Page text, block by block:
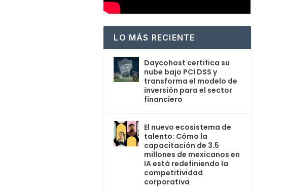
LO MÁS RECIENTE
Daycohost certifica su
nube bajo PCI DSS y
transforma el modelo de
inversión para el sector
financiero
El nuevo ecosistema de
talento: Cómo la
capacitación de 3.5
millones de mexicanos en
IA está redefiniendo la
competitividad
corporativa